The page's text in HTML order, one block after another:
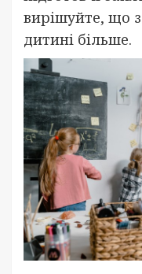
вирішуйте, що
дитині більше.